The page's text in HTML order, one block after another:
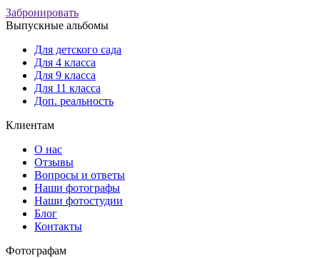
Забронировать
Выпускные альбомы
Для детского сада
Для 4 класса
Для 9 класса
Для 11 класса
Доп. реальность
Клиентам
О нас
Отзывы
Вопросы и ответы
Наши фотографы
Наши фотостудии
Блог
Контакты
Фотографам